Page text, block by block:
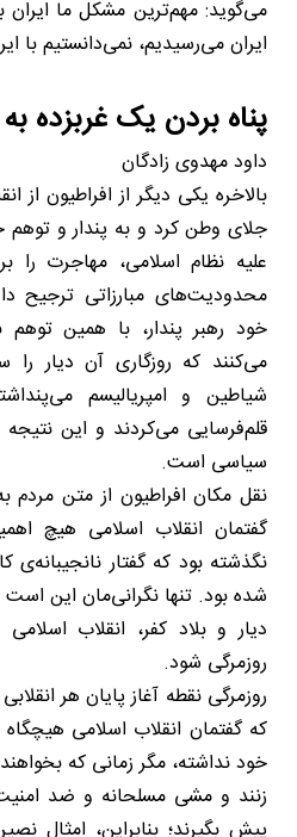
می‌گوید: مهم‌ترین مشکل ما
ایران می‌رسیدیم، نمی‌دانستیم با
پناه بردن یک غربزده
داود مهدوی زادگان
بالاخره یکی دیگر از افراطیون
جلای وطن کرد و به پندار و توهم
علیه نظام اسلامی، مهاجرت
محدودیت‌های مبارزاتی ترجیح
خود رهبر پندار، با همین
می‌کنند که روزگاری آن دیار
شیاطین و امپریالیسم
قلم‌فرسایی می‌کردند و این
سیاسی است.
نقل مکان افراطیون از متن مردم
گفتمان انقلاب اسلامی هیچ
نگذشته بود که گفتار
شده بود. تنها نگرانی‌مان این
دیار و بلاد کفر، انقلاب
روزمرگی شود.
روزمرگی نقطه آغاز پایان هر
که گفتمان انقلاب اسلامی
خود نداشته، مگر زمانی که
زنند و مشی مسلحانه و ضد
پیش بگیرند؛ بنابراین، امثال